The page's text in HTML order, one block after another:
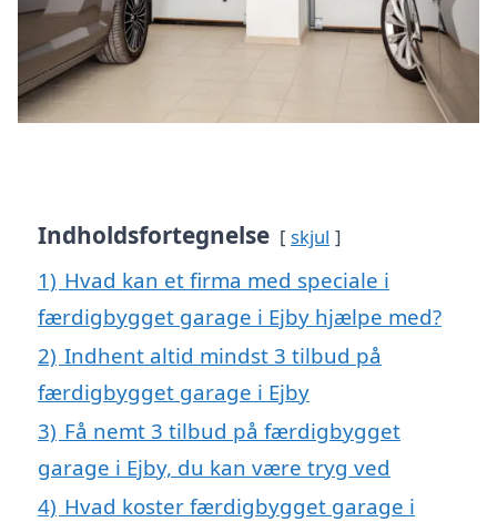
Indholdsfortegnelse skjul
1) Hvad kan et firma med speciale i
færdigbygget garage i Ejby hjælpe med?
2) Indhent altid mindst 3 tilbud på
færdigbygget garage i Ejby
3) Få nemt 3 tilbud på færdigbygget
garage i Ejby, du kan være tryg ved
4) Hvad koster færdigbygget garage i